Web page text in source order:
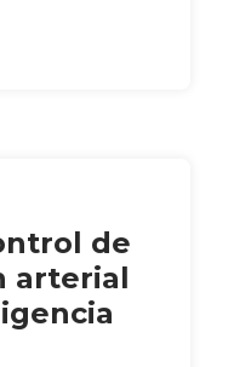
de
arterial